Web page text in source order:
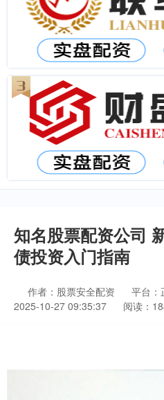
知名股票配资公司
债投资入门指南
作者：股票安全配资 平台：
2025-10-27 09:35:37
阅读：